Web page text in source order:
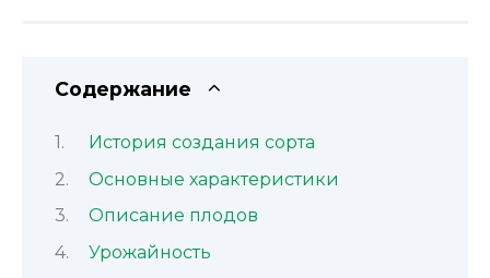
Содержание
История создания сорта
Основные характеристики
Описание плодов
Урожайность